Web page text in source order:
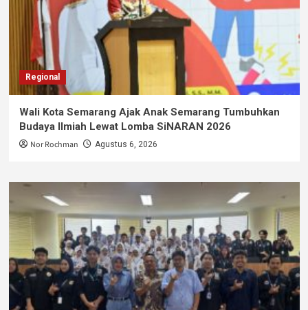
Regional
Wali Kota Semarang Ajak Anak Semarang Tumbuhkan
Budaya Ilmiah Lewat Lomba SiNARAN 2026
Nor Rochman Agustus 6, 2026